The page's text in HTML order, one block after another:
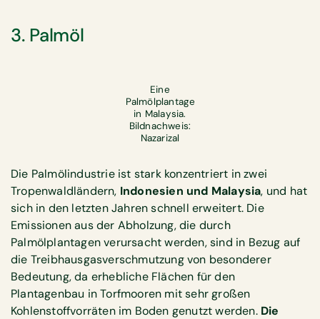
3. Palmöl
Eine
Palmölplantage
in Malaysia.
Bildnachweis:
Nazarizal
Die Palmölindustrie ist stark konzentriert in zwei
Tropenwaldländern, Indonesien und Malaysia, und hat
sich in den letzten Jahren schnell erweitert. Die
Emissionen aus der Abholzung, die durch
Palmölplantagen verursacht werden, sind in Bezug auf
die Treibhausgasverschmutzung von besonderer
Bedeutung, da erhebliche Flächen für den
Plantagenbau in Torfmooren mit sehr großen
Kohlenstoffvorräten im Boden genutzt werden. Die